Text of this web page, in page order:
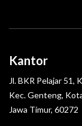
Kantor
Jl. BKR Pelajar 51,
Kec. Genteng,
Jawa Timur, 60272